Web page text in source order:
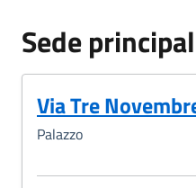
Sede
Via Tre
Palazzo